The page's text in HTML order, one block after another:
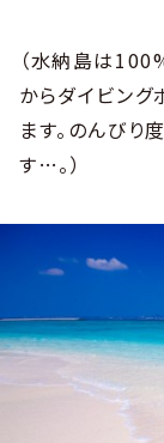
（水納島は
からダイビング
ます。のんびり
す…。）